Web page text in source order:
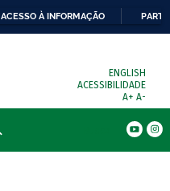
ACESSO À INFORMAÇÃO
ENGLISH
ACESSIBILIDADE
A+ A-